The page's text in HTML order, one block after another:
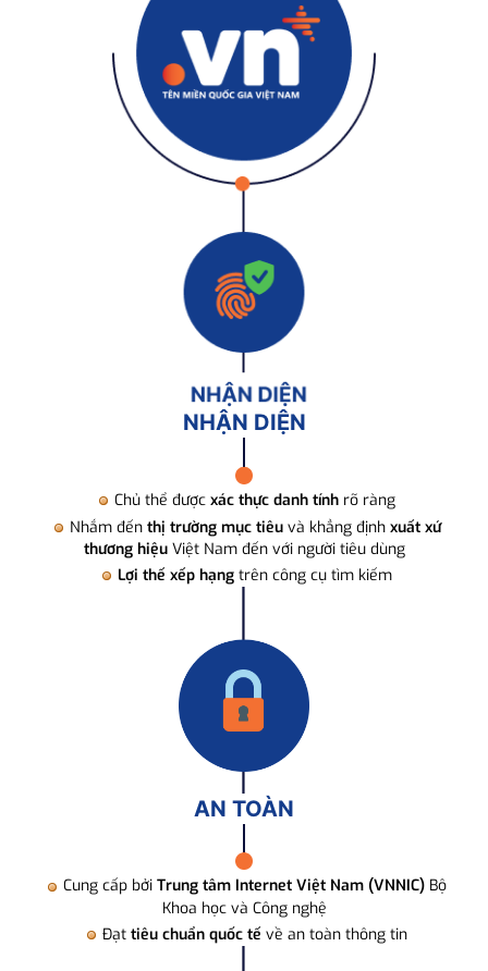
NHẬN DIỆN
Chủ thể được xác thực danh tính rõ ràng
Nhắm đến thị trường mục tiêuvà khẳng định xuất xứ
thương hiệuViệt Nam đến với người tiêu dùng
Lợi thế xếp hạng trên công cụ tìm kiếm
AN TOÀN
Cung cấp bởi Trung tâm Internet Việt Nam (VNNIC) Bộ
Khoa học và Công nghệ
Đạt tiêu chuẩn quốc tế về an toàn thông tin